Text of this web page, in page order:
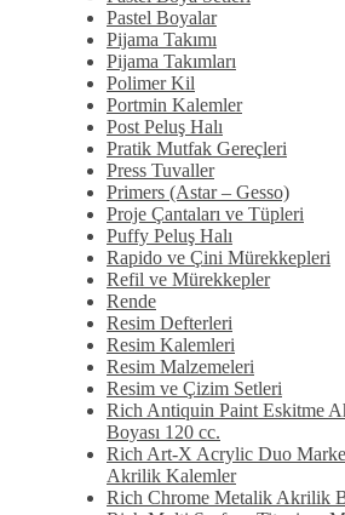
Pastel Boyalar
Pijama Takımı
Pijama Takımları
Polimer Kil
Portmin Kalemler
Post Peluş Halı
Pratik Mutfak Gereçleri
Press Tuvaller
Primers (Astar – Gesso)
Proje Çantaları ve Tüpleri
Puffy Peluş Halı
Rapido ve Çini Mürekkepleri
Refil ve Mürekkepler
Rende
Resim Defterleri
Resim Kalemleri
Resim Malzemeleri
Resim ve Çizim Setleri
Rich Antiquin Paint Eskitme
Boyası 120 cc.
Rich Art-X Acrylic Duo
Akrilik Kalemler
Rich Chrome Metalik Akrilik